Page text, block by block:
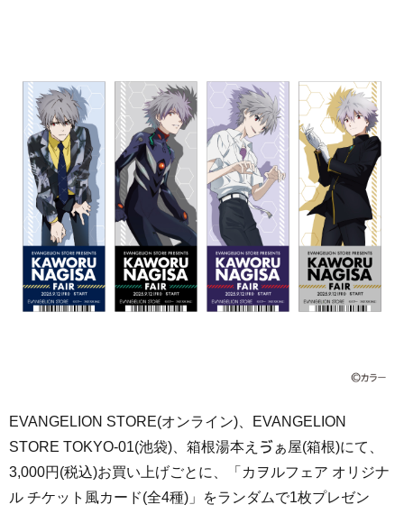
EVANGELION STORE(オンライン)、EVANGELION
STORE TOKYO-01(池袋)、箱根湯本えゔぁ屋(箱根)にて、
3,000円(税込)お買い上げごとに、「カヲルフェア オリジナ
ル チケット風カード(全4種)」をランダムで1枚プレゼン